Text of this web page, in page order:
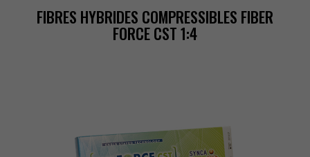
FIBRESHYBRIDESCOMPRESSIBLESFIBER
FORCECST1:4